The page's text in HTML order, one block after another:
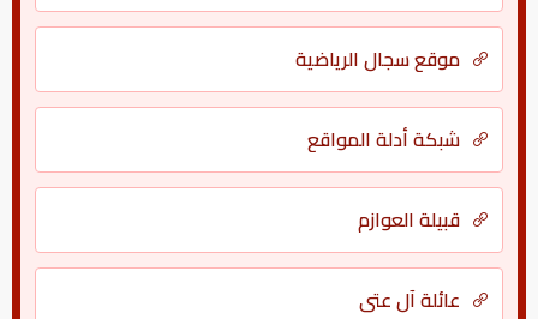
موقع سجال الرياضية
شبكة أدلة المواقع
قبيلة العوازم
عائلة آل عتي